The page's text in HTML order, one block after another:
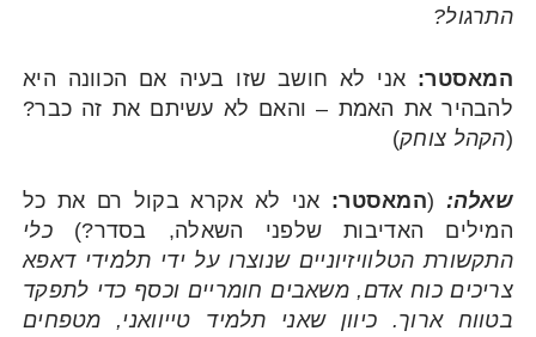
התרגול?
המאסטר: אני לא חושב שזו בעיה אם הכוונה היא
להבהיר את האמת – והאם לא עשיתם את זה כבר?
(הקהל צוחק)
שאלה: (המאסטר: אני לא אקרא בקול רם את כל
המילים האדיבות שלפני השאלה, בסדר?)כלי
התקשורת הטלוויזיוניים שנוצרו על ידי תלמידי דאפא
צריכים כוח אדם, משאבים חומריים וכסף כדי לתפקד
בטווח ארוך. כיוון שאני תלמיד טייוואני, מטפחים